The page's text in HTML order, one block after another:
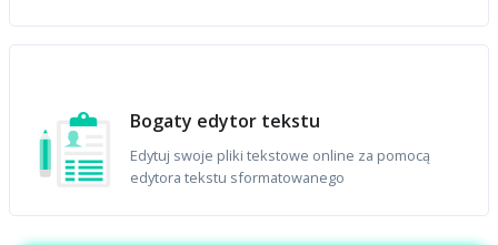
Bogaty edytor tekstu
Edytuj swoje pliki tekstowe online za pomocą
edytora tekstu sformatowanego